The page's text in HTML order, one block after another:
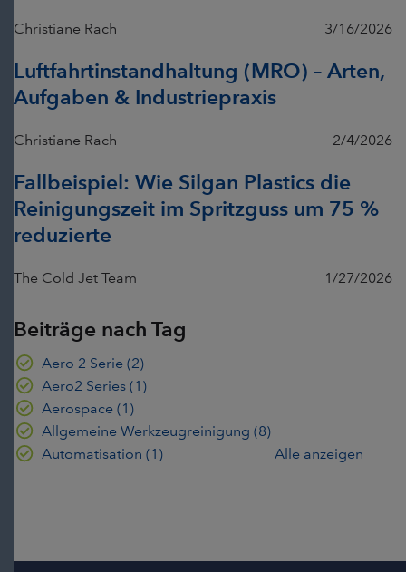
Christiane Rach 3/16/2026
Luftfahrtinstandhaltung (MRO) – Arten,
Aufgaben & Industriepraxis
Christiane Rach 2/4/2026
Fallbeispiel: Wie Silgan Plastics die
Reinigungszeit im Spritzguss um 75 %
reduzierte
The Cold Jet Team 1/27/2026
Beiträge nach Tag
Aero 2 Serie (2)
Aero2 Series (1)
Aerospace (1)
Allgemeine Werkzeugreinigung (8)
Automatisation (1) Alle anzeigen